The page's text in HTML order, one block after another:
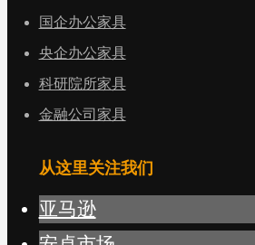
国企办公家具
央企办公家具
科研院所家具
金融公司家具
从这里关注我们
亚马逊